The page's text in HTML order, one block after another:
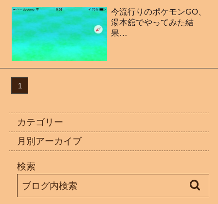
今流行りのポケモンGO、
湯本舘でやってみた結
果…
1
カテゴリー
月別アーカイブ
検索